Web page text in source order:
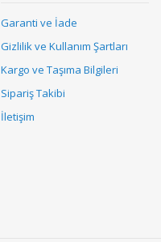
Garanti ve İade
Gizlilik ve Kullanım Şartları
Kargo ve Taşıma Bilgileri
Sipariş Takibi
İletişim